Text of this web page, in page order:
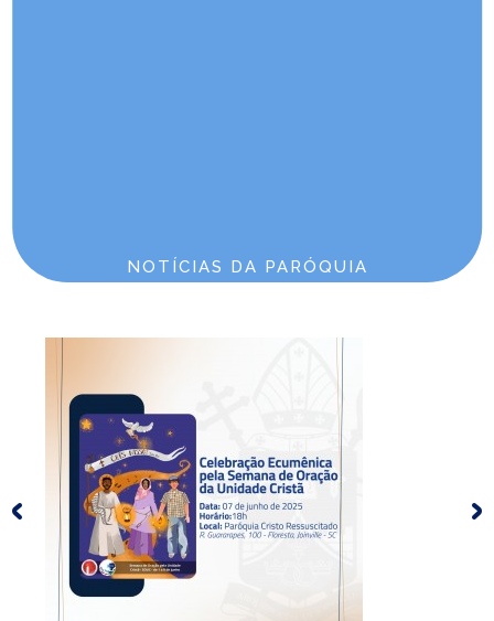
NOTÍCIAS DA PARÓQUIA